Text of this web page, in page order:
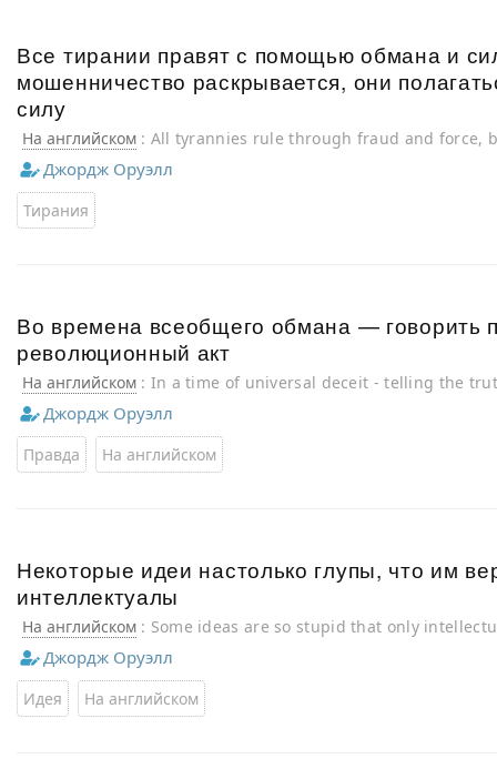
Все тирании правят с помощью обмана и
мошенничество раскрывается, они
силу
На английском : All tyrannies rule through fraud and force,
exposed they must rely exclusively on force
Джордж Оруэлл
Тирания
Во времена всеобщего обмана — говорить
революционный акт
На английском : In a time of universal deceit - telling the
Джордж Оруэлл
Правда На английском
Некоторые идеи настолько глупы, что им
интеллектуалы
На английском : Some ideas are so stupid that only
Джордж Оруэлл
Идея На английском